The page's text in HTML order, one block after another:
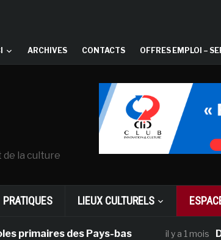
ARCHIVES CONTACTS OFFRES EMPLOI –
la culture
PRATIQUES LIEUX CULTURELS
des Pays-bas il y a 1 mois Dans le